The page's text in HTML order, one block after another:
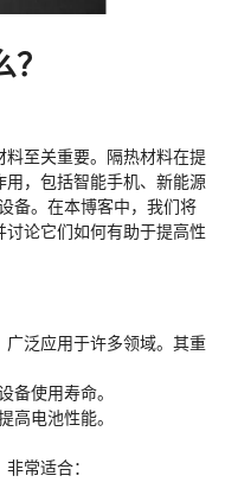
至关重要。隔热材料在提
，包括智能手机、新能源
备。在本博客中，我们将
论它们如何有助于提高性
泛应用于许多领域。其重
备使用寿命。
高电池性能。
常适合：